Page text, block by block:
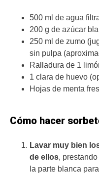
500 ml de agua
200 g de azúcar
250 ml de zumo
sin pulpa
Ralladura de 1
1 clara de huevo
Hojas de menta
Cómo hacer
Lavar muy bien
de ellos,
la parte blanca